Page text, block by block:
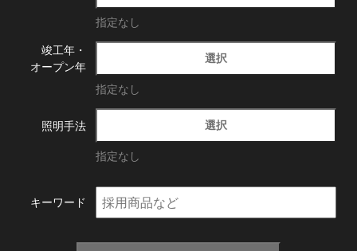
指定なし
竣工年・
オープン年
選択
指定なし
照明手法 選択
指定なし
キーワード